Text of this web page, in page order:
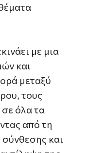
με μια
και
μεταξύ
τους
σε όλα τα
από τη
και